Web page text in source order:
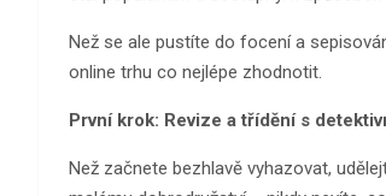
Než se ale pustíte do focení a
online trhu co nejlépe zhodnotit.
První krok: Revize a třídění s
Než začnete bezhlavě vyhazovat,